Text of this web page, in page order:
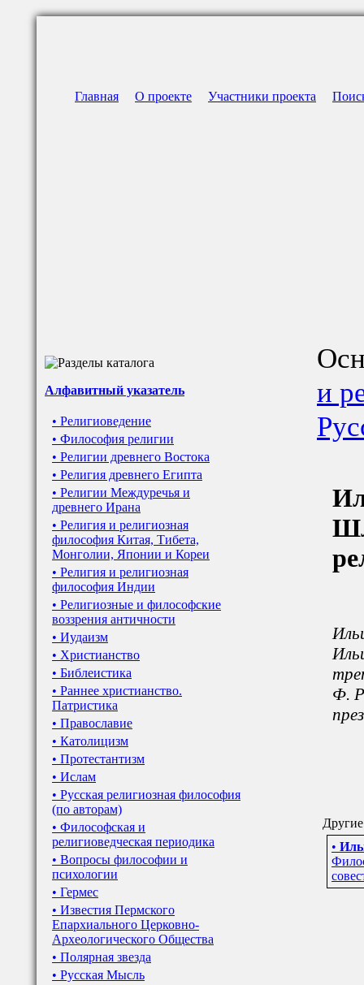
Главная О проекте Участники проекта
Алфавитный указатель
• Религиоведение
• Философия религии
• Религии древнего Востока
• Религия древнего Египта
• Религии Междуречья и
древнего Ирана
• Религия и религиозная
философия Китая, Тибета,
Монголии, Японии и Кореи
• Религия и религиозная
философия Индии
• Религиозные и философские
воззрения античности
• Иудаизм
• Христианство
• Библеистика
• Раннее христианство.
Патристика
• Православие
• Католицизм
• Протестантизм
• Ислам
• Русская религиозная философия
(по авторам)
• Философская и
религиоведческая периодика
• Вопросы философии и
психологии
• Гермес
• Известия Пермского
Епархиального Церковно-
Археологического Общества
• Полярная звезда
• Русская Мысль
и
Ф.
•